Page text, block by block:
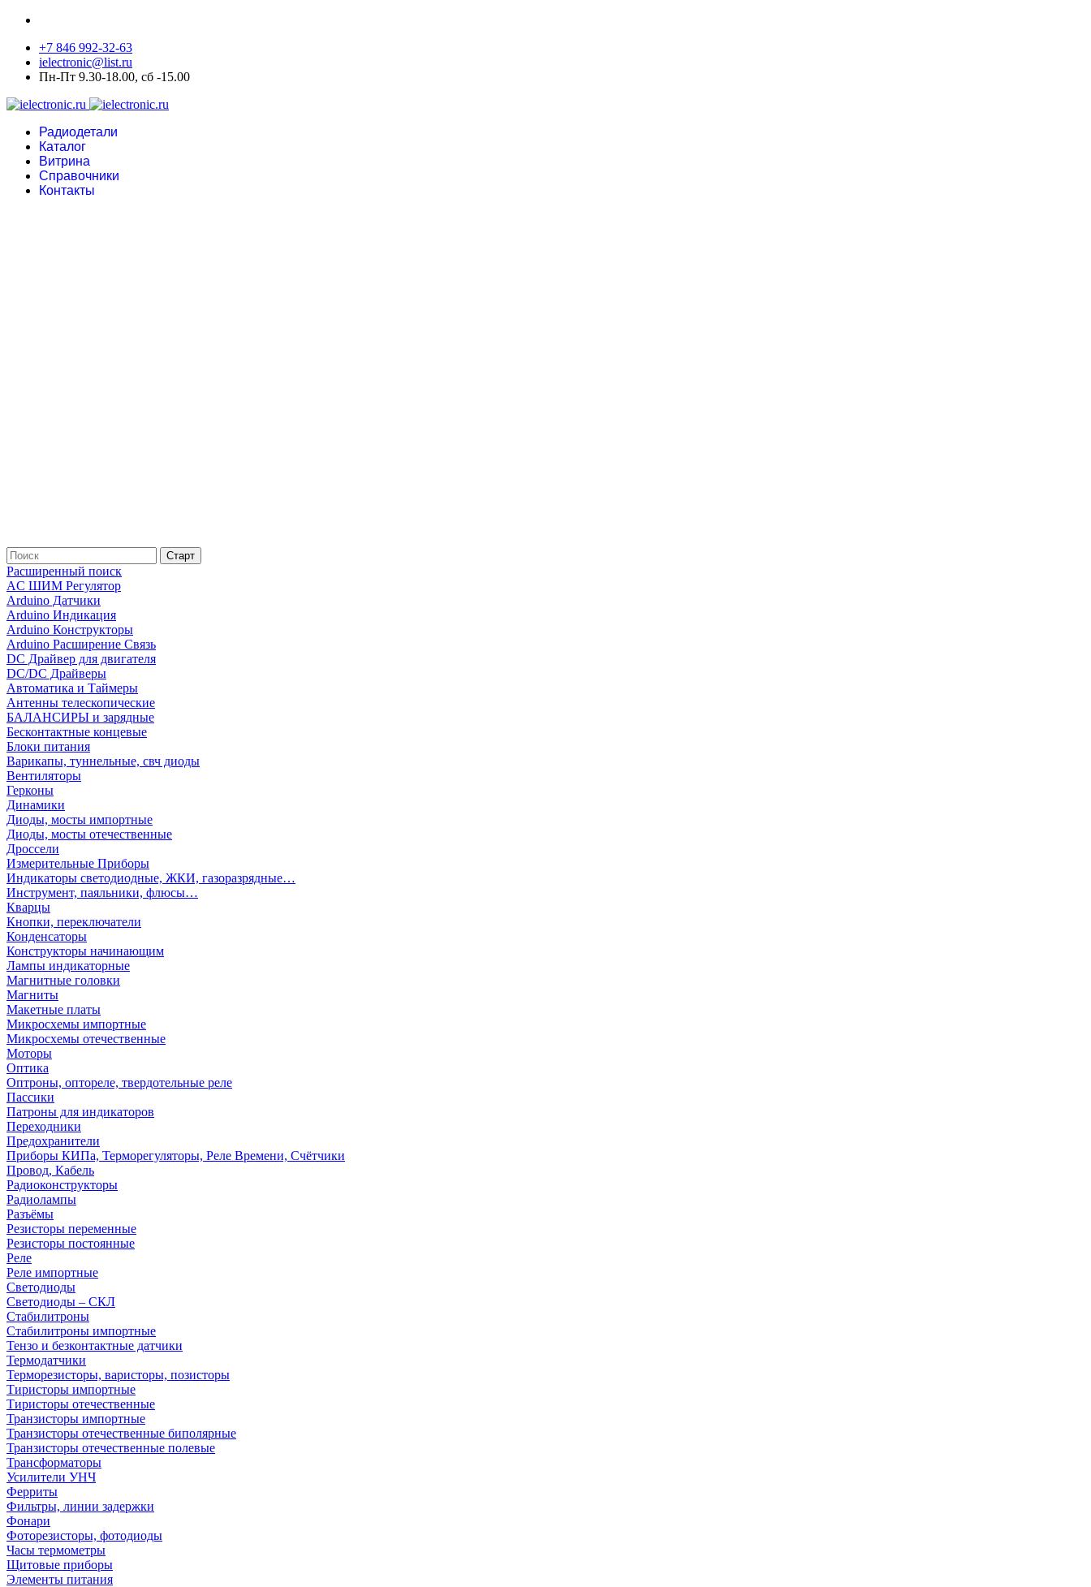
+7 846 992-32-63
ielectronic@list.ru
Пн-Пт 9.30-18.00, сб -15.00
Радиодетали
Каталог
Витрина
Справочники
Контакты
Расширенный поиск
AC ШИМ Регулятор
Arduino Датчики
Arduino Индикация
Arduino Конструкторы
Arduino Расширение Связь
DC Драйвер для двигателя
DC/DC Драйверы
Автоматика и Таймеры
Антенны телескопические
БАЛАНСИРЫ и зарядные
Бесконтактные концевые
Блоки питания
Варикапы, туннельные, свч диоды
Вентиляторы
Герконы
Динамики
Диоды, мосты импортные
Диоды, мосты отечественные
Дроссели
Измерительные Приборы
Индикаторы светодиодные, ЖКИ, газоразрядные…
Инструмент, паяльники, флюсы…
Кварцы
Кнопки, переключатели
Конденсаторы
Конструкторы начинающим
Лампы индикаторные
Магнитные головки
Магниты
Макетные платы
Микросхемы импортные
Микросхемы отечественные
Моторы
Оптика
Оптроны, оптореле, твердотельные реле
Пассики
Патроны для индикаторов
Переходники
Предохранители
Приборы КИПа, Терморегуляторы, Реле Времени, Счётчики
Провод, Кабель
Радиоконструкторы
Радиолампы
Разъёмы
Резисторы переменные
Резисторы постоянные
Реле
Реле импортные
Светодиоды
Светодиоды – СКЛ
Стабилитроны
Стабилитроны импортные
Тензо и безконтактные датчики
Термодатчики
Терморезисторы, варисторы, позисторы
Тиристоры импортные
Тиристоры отечественные
Транзисторы импортные
Транзисторы отечественные биполярные
Транзисторы отечественные полевые
Трансформаторы
Усилители УНЧ
Ферриты
Фильтры, линии задержки
Фонари
Фоторезисторы, фотодиоды
Часы термометры
Щитовые приборы
Элементы питания